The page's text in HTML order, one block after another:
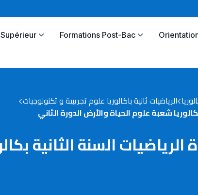
Formations Post-Bac
الرياضيات ثانية باكالوريا علوم تجريبية و تكنولوجيات
رقم 2 في مادة الرياضيات السنة